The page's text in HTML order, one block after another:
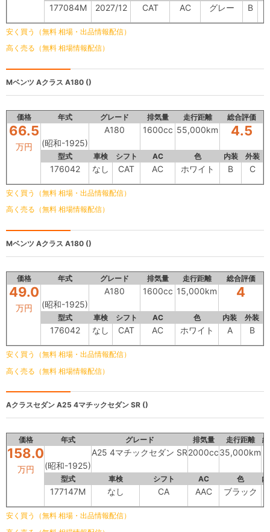
177084M 2027/12 CAT AC グレー B
安く買う（無料 相場・出品情報配信）
高く売る（無料 相場情報配信）
Mベンツ Aクラス A180 ()
価格 年式 グレード 排気量 走行距離 総合評価
66.5
万円 (昭和-1925)
A180 1600cc 55,000km 4.5
型式 車検 シフト AC 色 内装 外装
176042 なし CAT AC ホワイト B C
安く買う（無料 相場・出品情報配信）
高く売る（無料 相場情報配信）
Mベンツ Aクラス A180 ()
価格 年式 グレード 排気量 走行距離 総合評価
49.0
万円 (昭和-1925)
A180 1600cc 15,000km 4
型式 車検 シフト AC 色 内装 外装
176042 なし CAT AC ホワイト A B
安く買う（無料 相場・出品情報配信）
高く売る（無料 相場情報配信）
Aクラスセダン A25 4マチックセダン SR ()
価格 年式 グレード 排気量 走行距離
158.0
万円 (昭和-1925)
A25 4マチックセダン SR2000cc35,000km
型式 車検 シフト AC 色
177147M なし CA AAC ブラック
安く買う（無料 相場・出品情報配信）